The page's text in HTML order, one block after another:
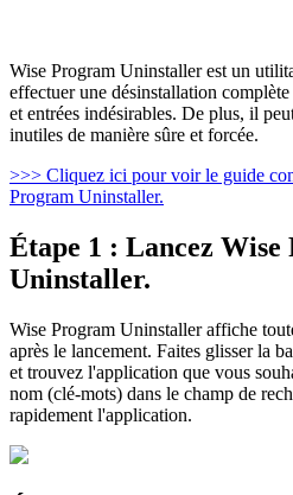
Wise Program Uninstaller est un
effectuer une désinstallation
et entrées indésirables. De plus, il
inutiles de manière sûre et forcée.
>>> Cliquez ici pour voir le guide
Program Uninstaller.
Étape 1 : Lancez Wise
Uninstaller.
Wise Program Uninstaller affiche
après le lancement. Faites glisser la
et trouvez l'application que vous
nom (clé-mots) dans le champ de
rapidement l'application.